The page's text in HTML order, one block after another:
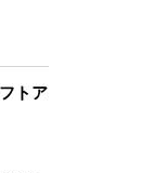
トア